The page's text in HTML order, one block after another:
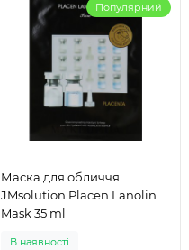
Популярний
Маска для обличчя
JMsolution Placen Lanolin
Mask 35 ml
В наявності